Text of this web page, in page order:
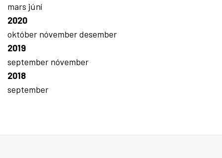
mars júní
2020
október nóvemberdesember
2019
september nóvember
2018
september